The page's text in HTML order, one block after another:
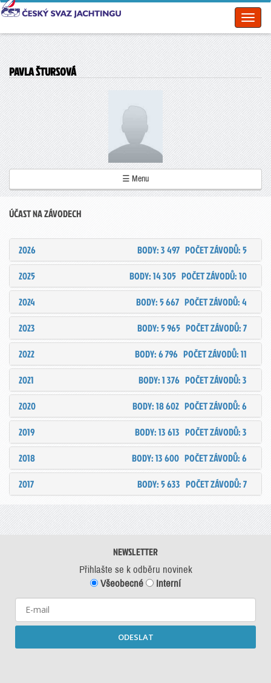
PAVLA ŠTURSOVÁ
☰ Menu
ÚČAST NA ZÁVODECH
2026 POČET ZÁVODŮ: 5
BODY: 3 497
2025
POČET ZÁVODŮ: 10
BODY: 14 305
2024
POČET ZÁVODŮ: 4
BODY: 5 667
2023
POČET ZÁVODŮ: 7
BODY: 5 965
2022
POČET ZÁVODŮ: 11
BODY: 6 796
2021
POČET ZÁVODŮ: 3
BODY: 1 376
2020
POČET ZÁVODŮ: 6
BODY: 18 602
2019
POČET ZÁVODŮ: 3
BODY: 13 613
2018
POČET ZÁVODŮ: 6
BODY: 13 600
2017
POČET ZÁVODŮ: 7
BODY: 5 633
NEWSLETTER
Přihlašte se k odběru novinek
Všeobecné
Interní
ODESLAT